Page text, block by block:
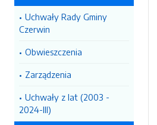
Uchwały Rady Gminy
Czerwin
Obwieszczenia
Zarządzenia
Uchwały z lat (2003 -
2024-III)